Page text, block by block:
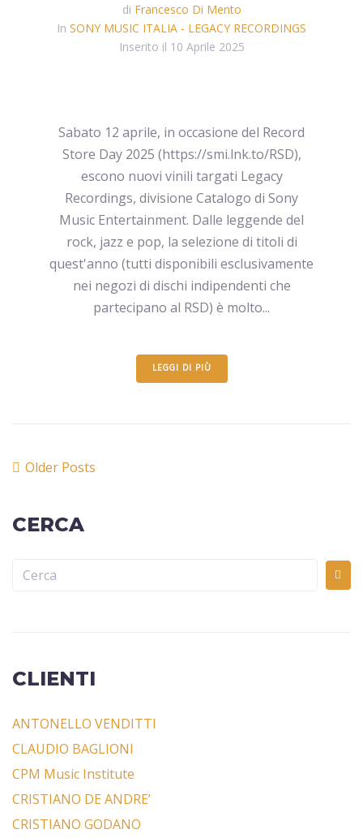
di Francesco Di Mento
In SONY MUSIC ITALIA - LEGACY RECORDINGS
Inserito il 10 Aprile 2025
Sabato 12 aprile, in occasione del Record
Store Day 2025 (https://smi.lnk.to/RSD),
escono nuovi vinili targati Legacy
Recordings, divisione Catalogo di Sony
Music Entertainment. Dalle leggende del
rock, jazz e pop, la selezione di titoli di
quest'anno (tutti disponibili esclusivamente
nei negozi di dischi indipendenti che
partecipano al RSD) è molto...
LEGGI DI PIÙ
Older Posts
CERCA
CLIENTI
ANTONELLO VENDITTI
CLAUDIO BAGLIONI
CPM Music Institute
CRISTIANO DE ANDRE’
CRISTIANO GODANO